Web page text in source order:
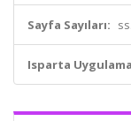
Sayfa Sayıları:
Isparta